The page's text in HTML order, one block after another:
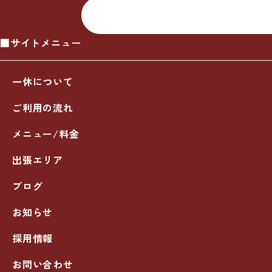
■サイトメニュー
一休について
ご利用の流れ
メニュー/料金
出張エリア
ブログ
お知らせ
採用情報
お問い合わせ